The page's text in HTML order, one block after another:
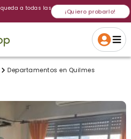
a todas las
¡Quiero probarlo!
Si, eliminar
Gracias
a intentar
Departamentos en Quilmes